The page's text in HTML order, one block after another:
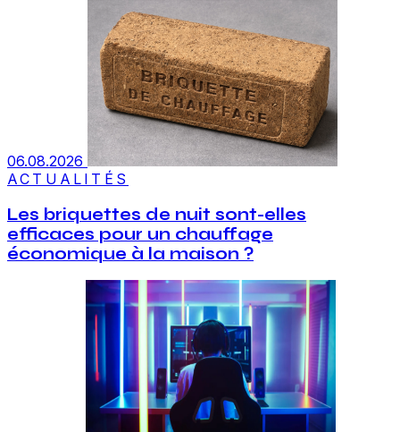
06.08.2026
ACTUALITÉS
Les briquettes de nuit sont-elles
efficaces pour un chauffage
économique à la maison ?